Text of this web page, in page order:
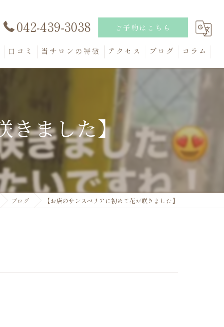
042-439-3038 ご予約はこちら
口コミ 当サロンの特徴
米ぬか
リフレッシュ
アトピー
アクセス ブログ コラム
きました】
ブログ 【お店のサンスベリアに初めて花が咲きました】